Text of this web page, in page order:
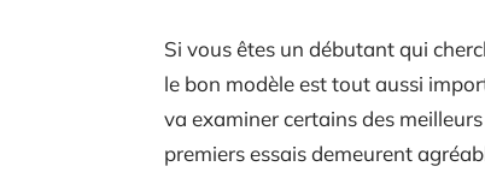
Si vous êtes un débutant qui
le bon modèle est tout aussi
va examiner certains des
premiers essais demeurent